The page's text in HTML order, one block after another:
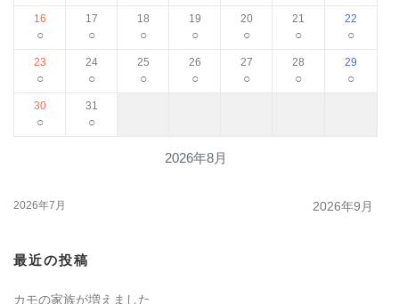
2026年8月
16
○
17
○
18
○
19
○
20
○
21
○
22
○
23
○
24
○
25
○
26
○
27
○
28
○
29
○
30
○
31
○
2026年7月 2026年9月
最近の投稿
カモの家族が増えました